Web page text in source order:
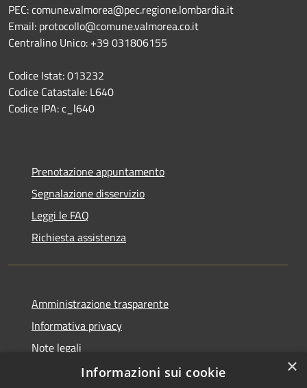
PEC: comune.valmorea@pec.regione.lombardia.it
Email: protocollo@comune.valmorea.co.it
Centralino Unico: +39 031806155
Codice Istat: 013232
Codice Catastale: L640
Codice IPA: c_l640
Prenotazione appuntamento
Segnalazione disservizio
Leggi le FAQ
Richiesta assistenza
Amministrazione trasparente
Informativa privacy
Note legali
Dichiarazione di accessibilità
×
Informazioni sui cookie